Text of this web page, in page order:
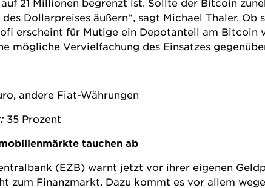
21 Millionen begrenzt ist. Sollte der Bitcoin
Dollarpreises äußern“, sagt Michael Thaler.
erscheint für Mutige ein Depotanteil am
mögliche Vervielfachung des Einsatzes
andere Fiat-Währungen
35 Prozent
tauchen ab
(EZB) warnt jetzt vor ihrer eigenen
zum Finanzmarkt. Dazu kommt es vor allem